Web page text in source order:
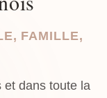
FAMILLE,
et dans toute la